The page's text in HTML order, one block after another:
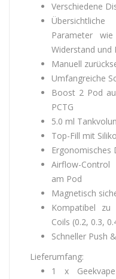
Verschiedene
Parameter
Widerstand und
Manuell
Umfangreiche
Boost 2 Pod
PCTG
5.0 ml
Top-Fill mit
Ergonomisches
Airflow-Control
am Pod
Magnetisch
Kompatibel zu
Coils (0.2, 0.3,
Schneller Push
Lieferumfang:
1 x